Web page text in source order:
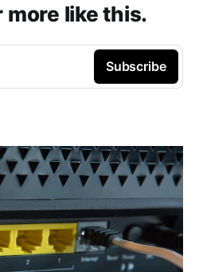
more like this.
Subscribe